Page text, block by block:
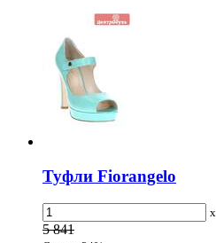
Туфли Fiorangelo
x
5 841